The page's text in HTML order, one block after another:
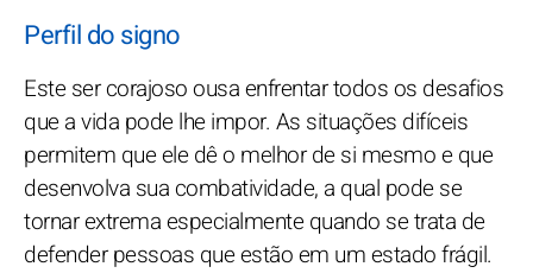
Perfil do signo
Este ser corajoso ousa enfrentar todos os desafios
que a vida pode lhe impor. As situações difíceis
permitem que ele dê o melhor de si mesmo e que
desenvolva sua combatividade, a qual pode se
tornar extrema especialmente quando se trata de
defender pessoas que estão em um estado frágil.